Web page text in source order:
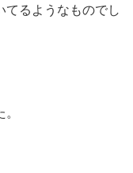
てるようなものでし